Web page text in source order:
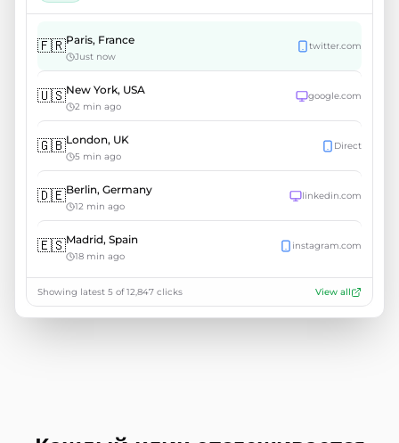
🇫🇷Paris, France
Just now
twitter.com
🇺🇸New York, USA
2 min ago
google.com
🇬🇧London, UK
5 min ago
Direct
🇩🇪Berlin, Germany
12 min ago
linkedin.com
🇪🇸Madrid, Spain
18 min ago
instagram.com
Showing latest 5 of 12,847 clicks View all